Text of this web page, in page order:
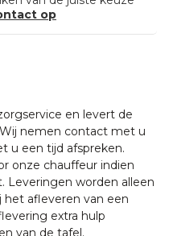
op
en levert de
nemen contact met u
u een tijd afspreken.
onze chauffeur indien
Leveringen worden alleen
het afleveren van een
extra hulp
van de tafel.